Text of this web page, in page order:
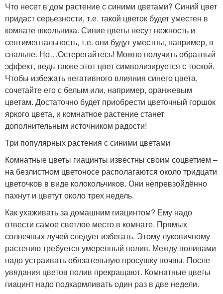
Что несет в дом растение с синими цветами? Синий цвет
придаст серьезности, т.е. такой цветок будет уместен в
комнате школьника. Синие цветы несут нежность и
сентиментальность, т.е. они будут уместны, например, в
спальне. Но…Остерегайтесь! Можно получить обратный
эффект, ведь также этот цвет символизируется с тоской.
Чтобы избежать негативного влияния синего цвета,
сочетайте его с белым или, например, оранжевым
цветам. Достаточно будет приобрести цветочный горшок
яркого цвета, и комнатное растение станет
дополнительным источником радости!
Три популярных растения с синими цветами
Комнатные цветы гиацинты известны своим соцветием –
на безлистном цветоносе располагаются около тридцати
цветочков в виде колокольчиков. Они непревзойдённо
пахнут и цветут около трех недель.
Как ухаживать за домашним гиацинтом? Ему надо
отвести самое светлое место в комнате. Прямых
солнечных лучей следует избегать. Этому луковичному
растению требуется умеренный полив. Между поливами
надо устраивать обязательную просушку почвы. После
увядания цветов полив прекращают. Комнатные цветы
гиацинт надо подкармливать один раз в две недели.